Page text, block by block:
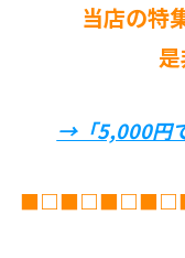
当店の特
→「5,000円